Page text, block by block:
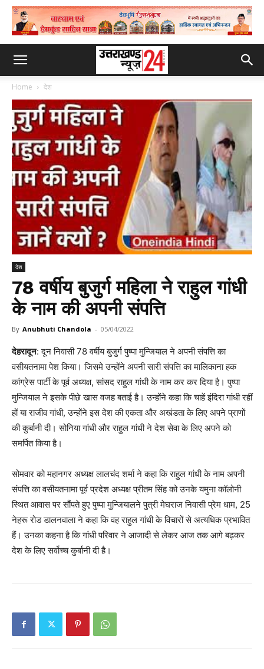
Home देश
देश
78 वर्षीय बुजुर्ग महिला ने राहुल गांधी
के नाम की अपनी संपत्ति
By Anubhuti Chandola - 05/04/2022
देहरादून: दून निवासी 78 वर्षीय बुजुर्ग पुष्पा मुन्जियाल ने अपनी संपत्ति का
वसीयतनामा पेश किया। जिसमे उन्होंने अपनी सारी संपत्ति का मालिकाना हक
कांग्रेस पार्टी के पूर्व अध्यक्ष, सांसद राहुल गांधी के नाम कर कर दिया है। पुष्पा
मुन्जियाल ने इसके पीछे खास वजह बताई है। उन्होंने कहा कि चाहें इंदिरा गांधी रहीं
हों या राजीव गांधी, उन्होंने इस देश की एकता और अखंडता के लिए अपने प्राणों
की कुर्बानी दी। सोनिया गांधी और राहुल गांधी ने देश सेवा के लिए अपने को
समर्पित किया है।
सोमवार को महानगर अध्यक्ष लालचंद शर्मा ने कहा कि राहुल गांधी के नाम अपनी
संपत्ति का वसीयतनामा पूर्व प्रदेश अध्यक्ष प्रीतम सिंह को उनके यमुना काॅलोनी
स्थित आवास पर सौंपते हुए पुष्पा मुन्जियालने पुत्री मेघराज निवासी प्रेम धाम, 25
नेहरू रोड डालनवाला ने कहा कि वह राहुल गांधी के विचारों से अत्यधिक प्रभावित
हैं। उनका कहना है कि गांधी परिवार ने आजादी से लेकर आज तक आगे बढ़कर
देश के लिए सर्वोच्च कुर्बानी दी है।